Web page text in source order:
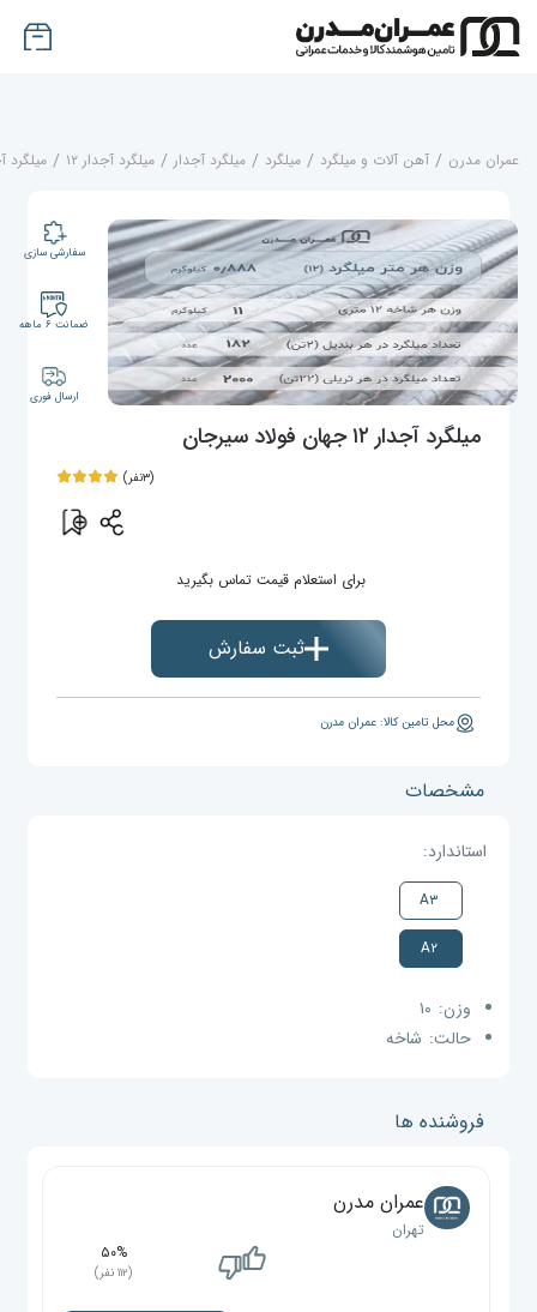
عمران مدرن / آهن آلات و میلگرد / میلگرد / میلگرد آجدار / میلگرد آجدار ۱۲ / میلگرد آجدار ۱۲
سفارشی سازی
ضمانت ۶ ماهه
ارسال فوری
میلگرد آجدار ۱۲ جهان فولاد سیرجان
(۳نفر)
برای استعلام قیمت تماس بگیرید
ثبت سفارش
محل تامین کالا: عمران مدرن
مشخصات
استاندارد:
A۳
A۲
وزن: ۱۰
حالت: شاخه
فروشنده ها
عمران مدرن
تهران
۵۰%
(۱۱۲ نفر)